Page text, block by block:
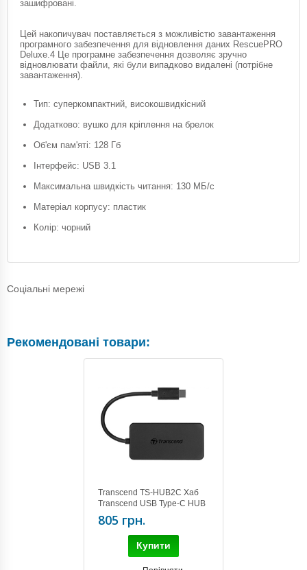
зашифровані.
Цей накопичувач поставляється з можливістю завантаження
програмного забезпечення для відновлення даних RescuePRO
Deluxe.4 Це програмне забезпечення дозволяє зручно
відновлювати файли, які були випадково видалені (потрібне
завантаження).
Тип: суперкомпактний, високошвидкісний
Додатково: вушко для кріплення на брелок
Об'єм пам'яті: 128 Гб
Інтерфейс: USB 3.1
Максимальна швидкість читання: 130 МБ/с
Матеріал корпусу: пластик
Колір: чорний
Соціальні мережі
Рекомендовані товари:
Transcend TS-HUB2C Хаб
Transcend USB Type-C HUB
4 ports
805 грн.
Купити